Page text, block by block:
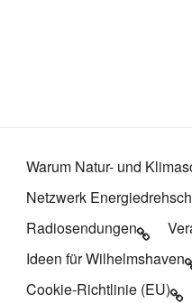
Warum Natur- und
Netzwerk
Radiosendungen
Ideen für Wilhelmshaven
Cookie-Richtlinie (EU)